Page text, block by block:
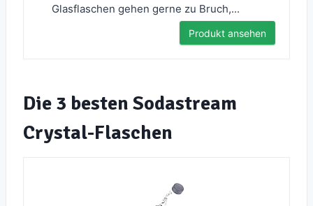
Glasflaschen gehen gerne zu Bruch,...
Produkt ansehen
Die 3 besten Sodastream
Crystal-Flaschen